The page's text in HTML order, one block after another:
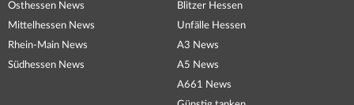
Osthessen News
Mittelhessen News
Rhein-Main News
Südhessen News
Blitzer Hessen
Unfälle Hessen
A3 News
A5 News
A661 News